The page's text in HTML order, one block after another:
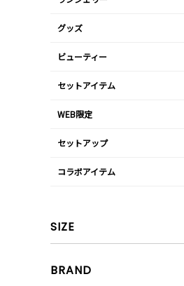
グッズ
ビューティー
セットアイテム
WEB限定
セットアップ
コラボアイテム
SIZE
BRAND